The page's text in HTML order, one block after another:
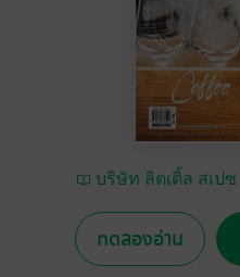
บริษัท ลิตเติ้ล สเปซ
ทดลองอ่าน